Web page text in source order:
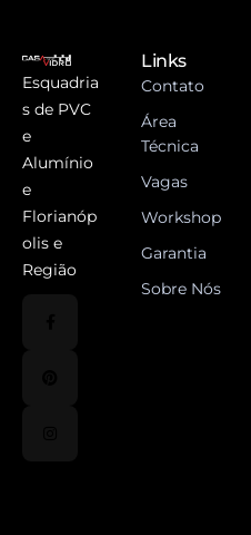
Esquadria
s de PVC
e
Alumínio
e
Florianóp
olis e
Região
Links
Contato
Área
Técnica
Vagas
Workshop
Garantia
Sobre Nós